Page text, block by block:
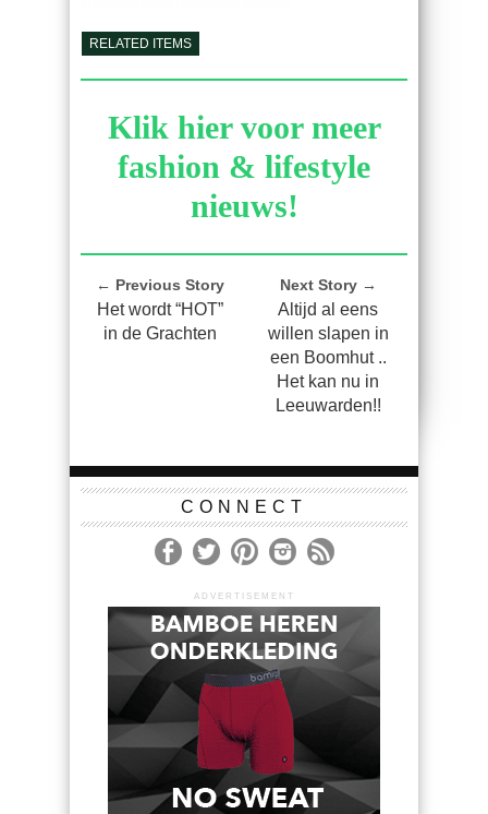
RELATED ITEMS
Klik hier voor meer
fashion & lifestyle
nieuws!
← Previous Story
Het wordt “HOT”
in de Grachten
Next Story →
Altijd al eens
willen slapen in
een Boomhut ..
Het kan nu in
Leeuwarden!!
CONNECT
ADVERTISEMENT